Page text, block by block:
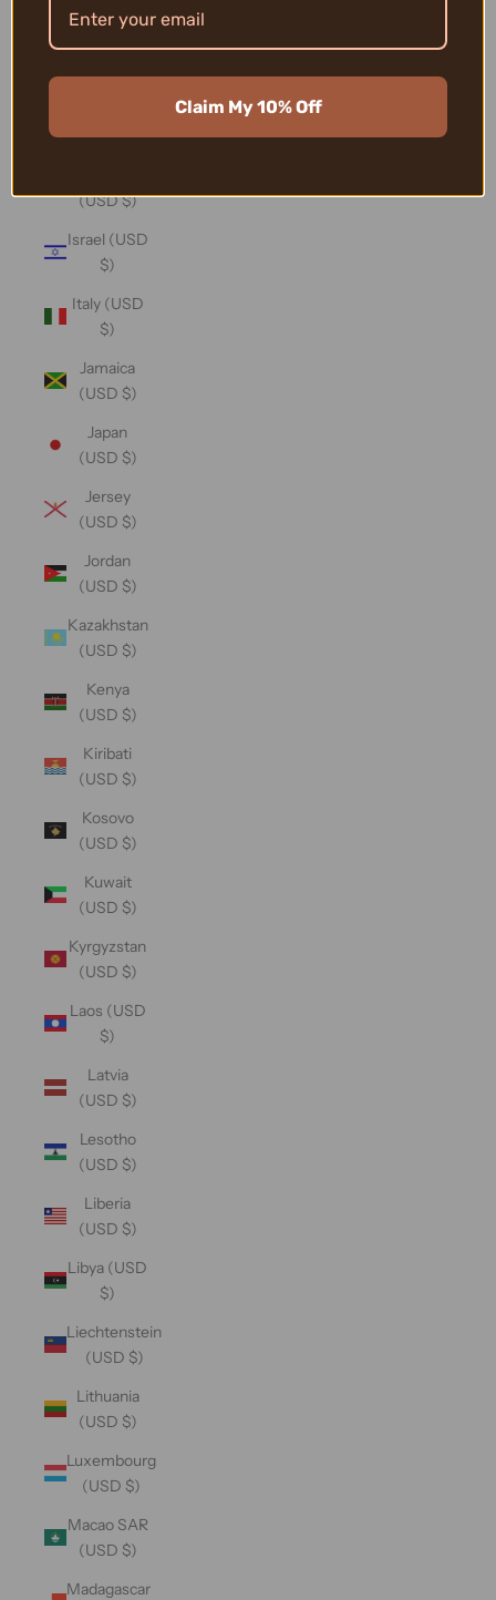
Iraq (USD
(USD $)
(USD $)
Israel (USD
$)
Italy (USD
$)
Jamaica
(USD $)
Japan
(USD $)
Jersey
(USD $)
Jordan
(USD $)
Kazakhstan
(USD $)
Kenya
(USD $)
Kiribati
(USD $)
Kosovo
(USD $)
Kuwait
(USD $)
Kyrgyzstan
(USD $)
Laos (USD
$)
Latvia
(USD $)
Lesotho
(USD $)
Liberia
(USD $)
Libya (USD
$)
Liechtenstein
(USD $)
Lithuania
(USD $)
Luxembourg
(USD $)
Macao SAR
(USD $)
Madagascar
Claim My 10% Off